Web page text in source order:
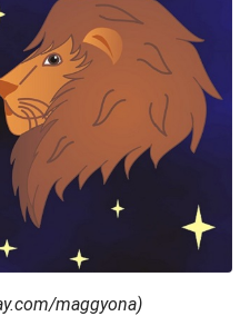
maggyona)